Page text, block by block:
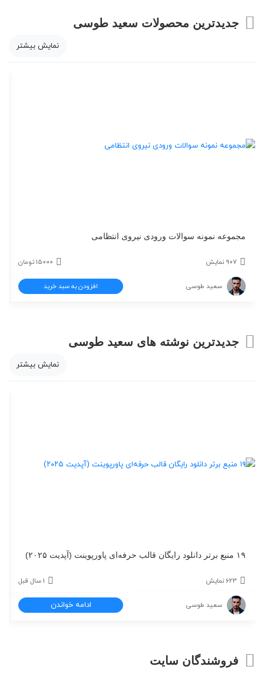
جدیدترین محصولات سعید طوسی
نمایش بیشتر
مجموعه نمونه سوالات ورودی نیروی انتظامی
907 نمایش 15000تومان
سعید طوسی افزودن به سبد خرید
جدیدترین نوشته های سعید طوسی
نمایش بیشتر
۱۹ منبع برتر دانلود رایگان قالب حرفه‌ای پاورپوینت (آپدیت ۲۰۲۵)
623 نمایش 1 سال قبل
سعید طوسی ادامه خواندن
فروشندگان سایت